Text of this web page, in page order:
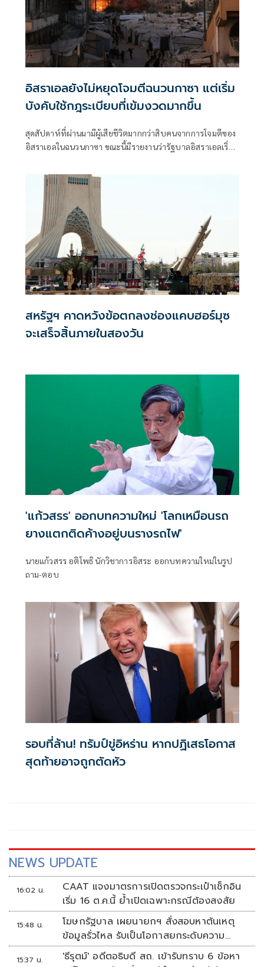
อิสราเอลยังไม่หยุดโจมตีฉนวนกาซา แต่เริ่ม
บังคับใช้กฎระเบียบที่เข้มงวดมากขึ้น
สุดสัปดาห์ที่ผ่านมามีผู้เสียชีวิตมากกว่าสิบคนจากการโจมตีของ
อิสราเอลในฉนวนกาซา ขณะนี้มีรายงานว่ารัฐบาลอิสราเอลเริ่ม
สหรัฐฯ คาดหวังข้อตกลงช่องแคบฮอร์มุซ
จะเสร็จสิ้นภายในสองวัน
'แก้วสรร' ออกบทความใหม่ 'โลกเหมือนรถ
ยางแตกติดค้างอยู่บนรางรถไฟ'
นายแก้วสรร อติโพธิ นักวิชาการอิสระ ออกบทความใหม่ในรูป
ถาม-ตอบ
รอบที่ล้าน! ทรัมป์ขู่อิหร่าน หากปฏิเสธโอกาส
สุดท้ายอาจถูกตัดหัว
NEWS UPDATE
16:02 น.
CAAT แจงมาตรการเปิดตรวจกระเป๋าเช็กอิน
เริ่ม 16 ต.ค.นี้ ย้ำเปิดเฉพาะกรณีต้องสงสัย
15:48 น.
โฆษกรัฐบาล เผยนายกฯ สั่งสอบหาต้นเหตุ
ข้อมูลรั่วไหล รับเป็นโอกาสยกระดับความ
มั่นคงปลอดภัยข้อมูลภาครัฐทั้งระบบ
15:37 น.
'ธีรุตม์' อดีตอธิบดี สถ. เข้ารับทราบ 6 ข้อหา